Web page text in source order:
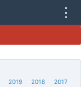
⋮
2019 2018
2017